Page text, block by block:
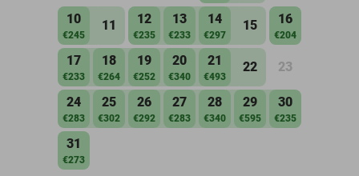
10
€245
11 12
€235
13
€233
14
€297
15 16
€204
17
€233
18
€264
19
€252
20
€340
21
€493
22 23
24
€283
25
€302
26
€292
27
€283
28
€340
29
€595
30
€235
31
€273